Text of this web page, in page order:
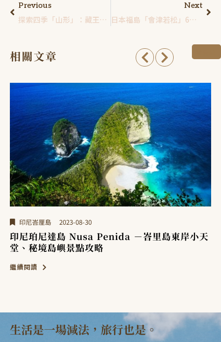
Previous
探索四季「山形」：藏王樹冰、銀山溫泉，深入日本東北的自然文化寶庫！
Next
日本福島「會津若松」6個景點！走訪武士之鄉「鶴城」，體驗輪箱飯、會津圖蠟燭
相關文章
印尼峇厘島 2023-08-18
印尼峇厘島烏布（Ubud）旅遊大全｜峇里島藝
術之都，必去景點體驗戶外活動
繼續閱讀
生活是一場減法，旅行也是。